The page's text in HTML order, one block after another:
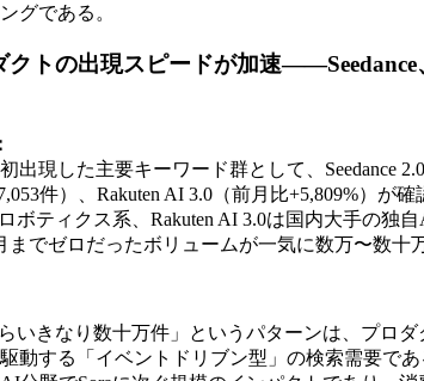
グである。
クトの出現スピードが加速
出現した主要キーワード群として、Seedance
件）、Rakuten AI 3.0（前月比+5,809%）が確
ボティクス系、Rakuten AI 3.0は国内大手の独
までゼロだったボリュームが一気に数万〜数十
いきなり数十万件」というパターンは、プロ
動する「イベントドリブン型」の検索需要であ